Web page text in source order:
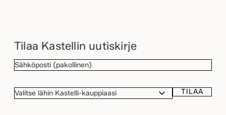
Tilaa Kastellin uutiskirje
SÄHKÖPOSTI(Pakollinen)
VALITSE
TILAA